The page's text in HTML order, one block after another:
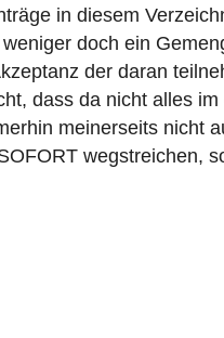
in diesem
doch ein
der daran
dass da nicht alles
meinerseits nicht
wegstreichen,